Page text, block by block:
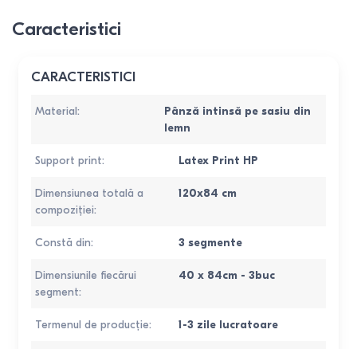
Caracteristici
CARACTERISTICI
Material:
Pânză intinsă pe sasiu din
lemn
Support print: Latex Print HP
Dimensiunea totală a
compoziției:
120х84 cm
Constă din: 3 segmente
Dimensiunile fiecărui
segment:
40 х 84cm - 3buc
Termenul de producție: 1-3 zile lucratoare